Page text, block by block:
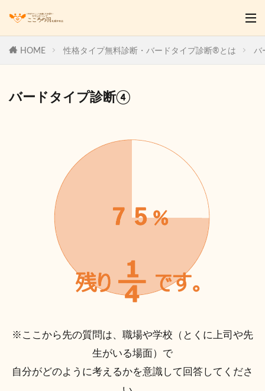
HOME 性格タイプ無料診断・バードタイプ診断®とは バ
バードタイプ診断④
※ここから先の質問は、職場や学校（とくに上司や先
生がいる場面）で
自分がどのように考えるかを意識して回答してくださ